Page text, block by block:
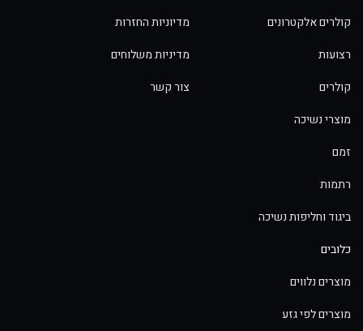
קולרים אלקטרונים
רצועות
קולרים
מוצרי נשיכה
זמם
רתמות
ביגוד וחליפות נשיכה
כלובים
מוצרים נלווים
מוצרים לפי גזע
מדיוניות החזרות
מדיניות משלוחים
צור קשר